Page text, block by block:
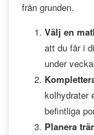
från grunden.
Välj en
att du får i
under
kolhydrater
befintliga
Planera